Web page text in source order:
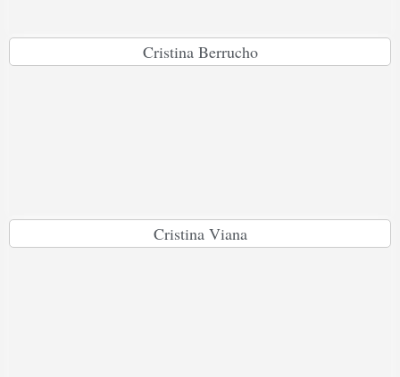
Cristina Berrucho
Cristina Viana